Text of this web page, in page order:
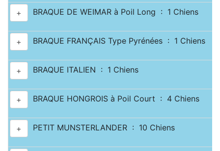
+ BRAQUE DE WEIMAR à Poil Long : 1 Chiens
+ BRAQUE FRANÇAIS Type Pyrénées : 1 Chiens
+ BRAQUE ITALIEN : 1 Chiens
+ BRAQUE HONGROIS à Poil Court : 4 Chiens
+ PETIT MUNSTERLANDER : 10 Chiens